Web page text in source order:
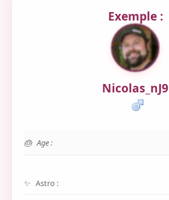
Exemple :
Nicolas_nJ9
Age :
Astro :